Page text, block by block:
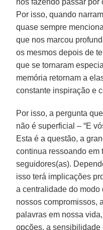
Por isso, quando
quase sempre
que nos marcou
os mesmos depois de
que se tornaram
memória retornam a
constante inspiração e
Por isso, a pergunta
não é superficial – “E
Esta é a questão, a
continua ressoando em
seguidores(as).
isso terá implicações
a centralidade do modo
nossos compromissos,
palavras em nossa
opções, a